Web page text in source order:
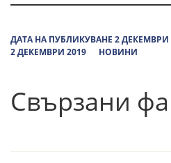
ДАТА НА ПУБЛИКУВАНЕ 2 ДЕКЕМВРИ
2 ДЕКЕМВРИ 2019
НОВИНИ
Свързани